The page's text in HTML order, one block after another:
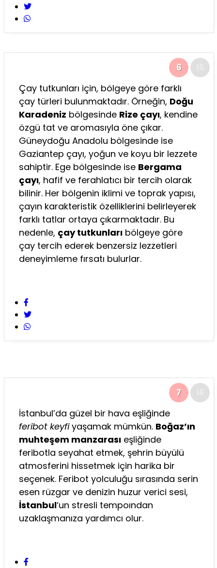
6
Çay tutkunları için, bölgeye göre farklı
çay türleri bulunmaktadır. Örneğin, Doğu
Karadeniz bölgesinde Rize çayı, kendine
özgü tat ve aromasıyla öne çıkar.
Güneydoğu Anadolu bölgesinde ise
Gaziantep çayı, yoğun ve koyu bir lezzete
sahiptir. Ege bölgesinde ise Bergama
çayı, hafif ve ferahlatıcı bir tercih olarak
bilinir. Her bölgenin iklimi ve toprak yapısı,
çayın karakteristik özelliklerini belirleyerek
farklı tatlar ortaya çıkarmaktadır. Bu
nedenle, çay tutkunları bölgeye göre
çay tercih ederek benzersiz lezzetleri
deneyimleme fırsatı bulurlar.
7
İstanbul’da güzel bir hava eşliğinde
feribot keyfiyaşamak mümkün. Boğaz’ın
muhteşem manzarası eşliğinde
feribotla seyahat etmek, şehrin büyülü
atmosferini hissetmek için harika bir
seçenek. Feribot yolculuğu sırasında serin
esen rüzgar ve denizin huzur verici sesi,
İstanbul‘un stresli tempoından
uzaklaşmanıza yardımcı olur.